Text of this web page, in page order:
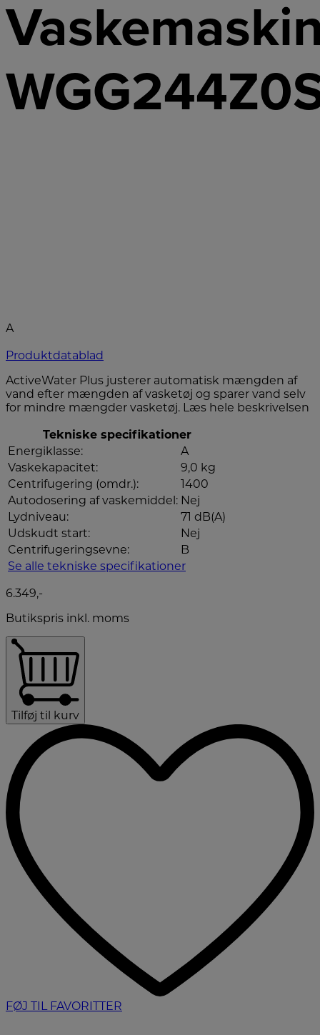
A
Produktdatablad
ActiveWater Plus justerer automatisk mængden af
vand efter mængden af vasketøj og sparer vand selv
for mindre mængder vasketøj. Læs hele beskrivelsen
Tekniske specifikationer
Energiklasse:
A
Vaskekapacitet:
9,0 kg
Centrifugering (omdr.):
1400
Autodosering af vaskemiddel: Nej
Lydniveau:
71 dB(A)
Udskudt start:
Nej
Centrifugeringsevne:
B
Se alle tekniske specifikationer
6.349,-
Butikspris inkl. moms
Tilføj til kurv
FØJ TIL FAVORITTER